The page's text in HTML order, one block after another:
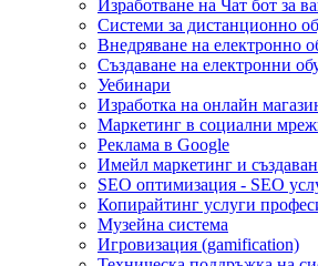
Изработване на Чат бот за
Системи за дистанционно
Внедряване на електронно
Създаване на електронни
Уебинари
Изработка на онлайн
Маркетинг в социални
Реклама в Google
Имейл маркетинг и
SEO оптимизация - SEO
Копирайтинг услуги
Музейна система
Игровизация (gamification)